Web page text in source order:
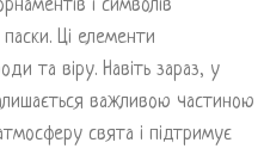
і символів
Ці елементи
та віру. Навіть зараз, у
важливою частиною
свята і підтримує